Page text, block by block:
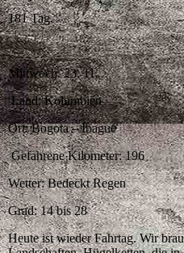
181 Tag.
Mittwoch. 23. 11.
Land: Kolumbien
Ort: Bogota – Ibague
Gefahrene Kilometer: 196
Wetter: Bedeckt Regen
Grad: 14 bis 28
Heute ist wieder Fahrtag. Wir